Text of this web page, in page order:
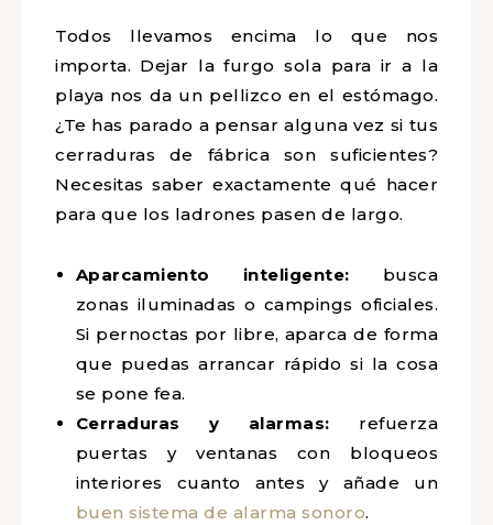
Todos llevamos encima lo que nos
importa. Dejar la furgo sola para ir a la
playa nos da un pellizco en el estómago.
¿Te has parado a pensar alguna vez si tus
cerraduras de fábrica son suficientes?
Necesitas saber exactamente qué hacer
para que los ladrones pasen de largo.
Aparcamiento inteligente: busca
zonas iluminadas o campings oficiales.
Si pernoctas por libre, aparca de forma
que puedas arrancar rápido si la cosa
se pone fea.
Cerraduras y alarmas: refuerza
puertas y ventanas con bloqueos
interiores cuanto antes y añade un
buen sistema de alarma sonoro.